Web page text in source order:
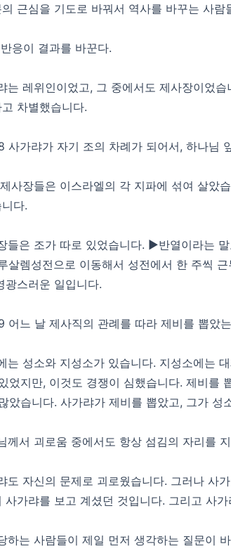
의 근심을 기도로 바꿔서 역사를 바꾸는 사람
응이 결과를 바꾼다.
는 레위인이었고, 그 중에서도 제사장이었
차별했습니다.
사가랴가 자기 조의 차례가 되어서, 하나님
사장들은 이스라엘의 각 지파에 섞여 살았
다.
들은 조가 따로 있었습니다. ▶반열이라는
살렘성전으로 이동해서 성전에서 한 주씩
광스러운 일입니다.
어느 날 제사직의 관례를 따라 제비를 뽑았
는 성소와 지성소가 있습니다. 지성소에는
었지만, 이것도 경쟁이 심했습니다. 제비를
았습니다. 사가랴가 제비를 뽑았고, 그가 성
께서 괴로움 중에서도 항상 섬김의 자리를
도 자신의 문제로 괴로웠습니다. 그러나 사
사가랴를 보고 계셨던 것입니다. 그리고 사
하는 사람들이 제일 먼저 생각하는 질문이